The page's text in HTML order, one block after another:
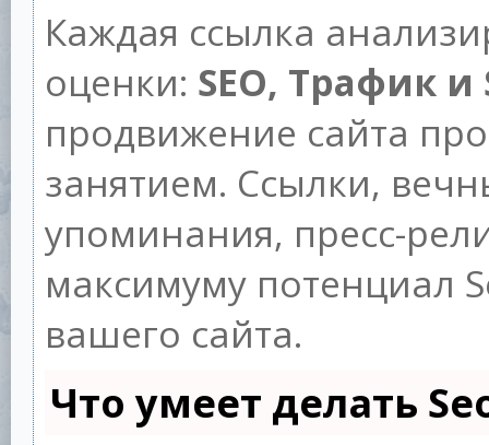
Каждая ссылка
оценки: SEO, Трафик и
продвижение сайта
занятием. Ссылки,
упоминания, пресс-
максимуму потенциал
вашего сайта.
Что умеет делать